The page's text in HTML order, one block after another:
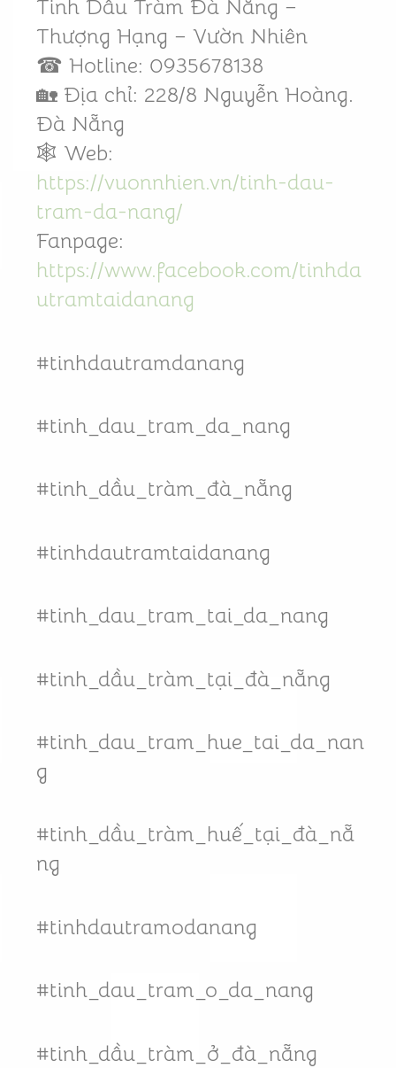
Tinh Dầu Tràm Đà Nẵng –
Thượng Hạng – Vườn Nhiên
☎ Hotline: 0935678138
🏡 Địa chỉ: 228/8 Nguyễn Hoàng.
Đà Nẵng
🕸️ Web:
https://vuonnhien.vn/tinh-dau-
tram-da-nang/
Fanpage:
https://www.facebook.com/tinhda
utramtaidanang
#tinhdautramdanang
#tinh_dau_tram_da_nang
#tinh_dầu_tràm_đà_nẵng
#tinhdautramtaidanang
#tinh_dau_tram_tai_da_nang
#tinh_dầu_tràm_tại_đà_nẵng
#tinh_dau_tram_hue_tai_da_nan
g
#tinh_dầu_tràm_huế_tại_đà_nẵ
ng
#tinhdautramodanang
#tinh_dau_tram_o_da_nang
#tinh_dầu_tràm_ở_đà_nẵng